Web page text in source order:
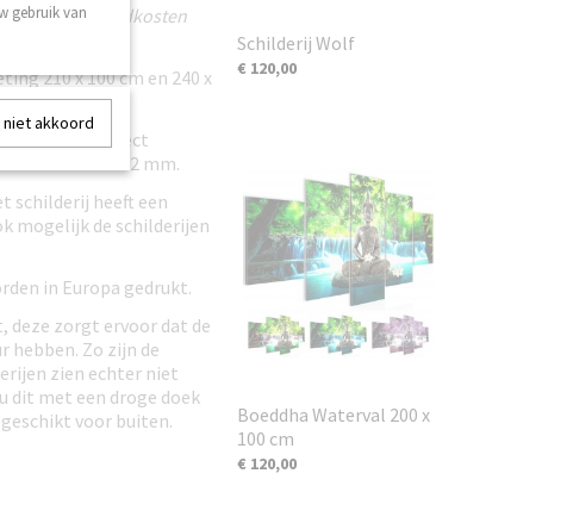
geen verzendkosten
210 x 100 cm en 240 x
en kunnen direct
van circa 12 mm.
schilderij heeft een
mogelijk de schilderijen
in Europa gedrukt.
deze zorgt ervoor dat de
hebben. Zo zijn de
zien echter niet
dit met een droge doek
voor buiten.
Schilderij Wolf
€ 120,00
Boeddha Waterval 200 x
100 cm
€ 120,00
gebruik van
niet akkoord